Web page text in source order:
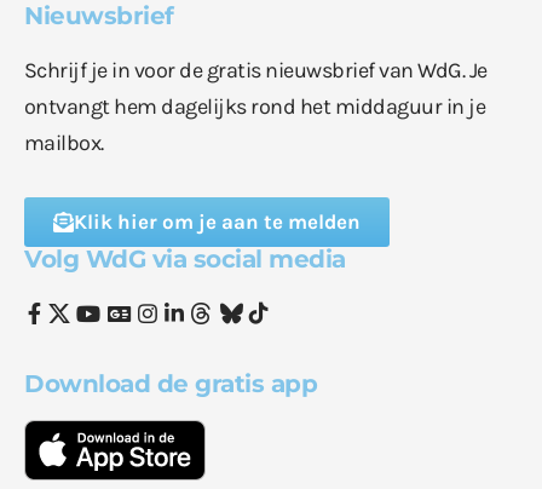
Nieuwsbrief
Schrijf je in voor de gratis nieuwsbrief van WdG. Je
ontvangt hem dagelijks rond het middaguur in je
mailbox.
Klik hier om je aan te melden
Volg WdG via social media
Download de gratis app